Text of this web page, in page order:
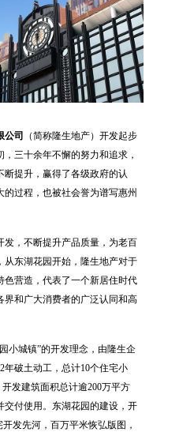
公司
（简称隆生地产）开发起步
三十余年不懈的努力和追求，
断提升，赢得了各级政府的认
过程，也被社会誉为谱写惠州
发，不断提升产品质量，为老百
从东湖花园开始，隆生地产对于
色营造，代表了一个新居住时代
界和广大消费者的广泛认同和高
小城镇”的开发理念，由隆生企
年破土动工，总计10个住宅小
发建筑面积总计逾200万平方
交付使用。东湖花园的建设，开
发先河，百万平米恢弘版图，